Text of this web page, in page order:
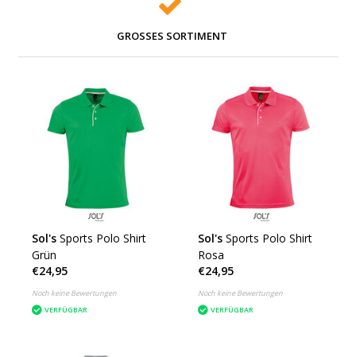
GROSSES SORTIMENT
Sol's Sports Polo Shirt
Grün
€24,95
Noch keine Bewertungen
VERFÜGBAR
Sol's Sports Polo Shirt
Rosa
€24,95
Noch keine Bewertungen
VERFÜGBAR